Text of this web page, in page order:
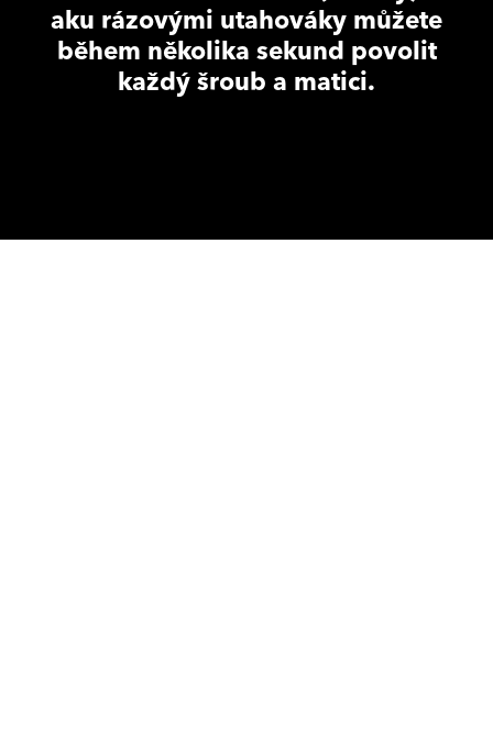
aku rázovými utahováky můžete
během několika sekund povolit
každý šroub a matici.